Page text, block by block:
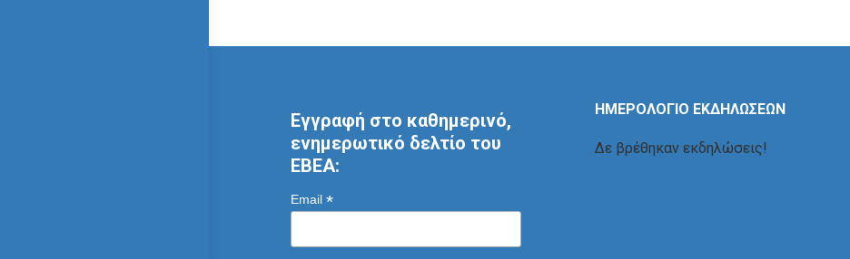
Εγγραφή στο καθημερινό,
ενημερωτικό δελτίο του
ΕΒΕΑ:
Email *
ΗΜΕΡΟΛΟΓΙΟ ΕΚΔΗΛΩΣΕΩΝ
Δε βρέθηκαν εκδηλώσεις!